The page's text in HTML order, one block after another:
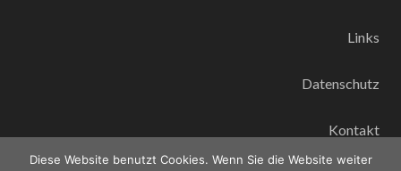
Links
Datenschutz
Kontakt
Diese Website benutzt Cookies. Wenn Sie die Website weiter